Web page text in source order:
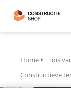
Home
Tips
Constructieve